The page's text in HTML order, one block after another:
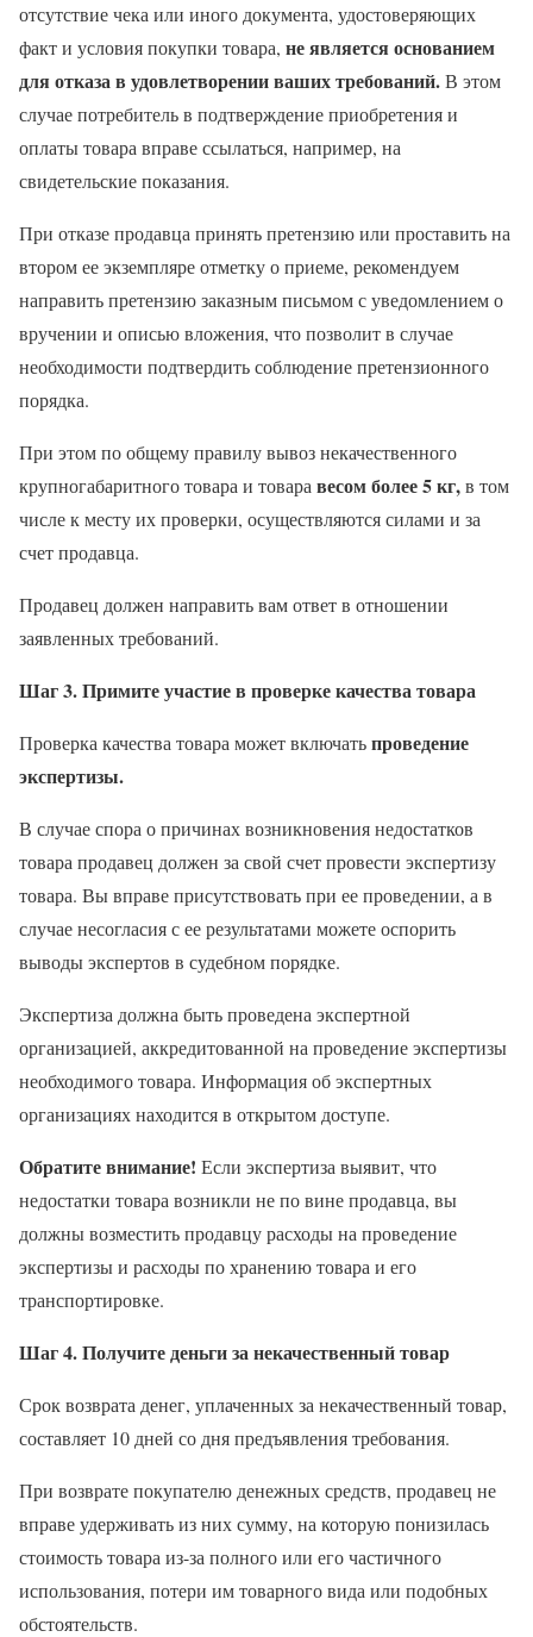
отсутствие чека или иного документа, удостоверяющих
факт и условия покупки товара, не является основанием
для отказа в удовлетворении ваших требований.В этом
случае потребитель в подтверждение приобретения и
оплаты товара вправе ссылаться, например, на
свидетельские показания.
При отказе продавца принять претензию или проставить на
втором ее экземпляре отметку о приеме, рекомендуем
направить претензию заказным письмом с уведомлением о
вручении и описью вложения, что позволит в случае
необходимости подтвердить соблюдение претензионного
порядка.
При этом по общему правилу вывоз некачественного
крупногабаритного товара и товара весом более 5 кг,в том
числе к месту их проверки, осуществляются силами и за
счет продавца.
Продавец должен направить вам ответ в отношении
заявленных требований.
Шаг 3. Примите участие в проверке качества товара
Проверка качества товара может включатьпроведение
экспертизы.
В случае спора о причинах возникновения недостатков
товара продавец должен за свой счет провести экспертизу
товара. Вы вправе присутствовать при ее проведении, а в
случае несогласия с ее результатами можете оспорить
выводы экспертов в судебном порядке.
Экспертиза должна быть проведена экспертной
организацией, аккредитованной на проведение экспертизы
необходимого товара. Информация об экспертных
организациях находится в открытом доступе.
Обратите внимание! Если экспертиза выявит, что
недостатки товара возникли не по вине продавца, вы
должны возместить продавцу расходы на проведение
экспертизы и расходы по хранению товара и его
транспортировке.
Шаг 4. Получите деньги за некачественный товар
Срок возврата денег, уплаченных за некачественный товар,
составляет 10 дней со дня предъявления требования.
При возврате покупателю денежных средств, продавец не
вправе удерживать из них сумму, на которую понизилась
стоимость товара из-за полного или его частичного
использования, потери им товарного вида или подобных
обстоятельств.